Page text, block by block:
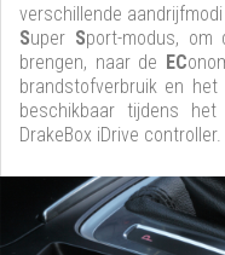
verschillende
Super Sport-modus,
brengen, naar de EC
brandstofverbruik en
beschikbaar tijdens
DrakeBox iDrive controller.